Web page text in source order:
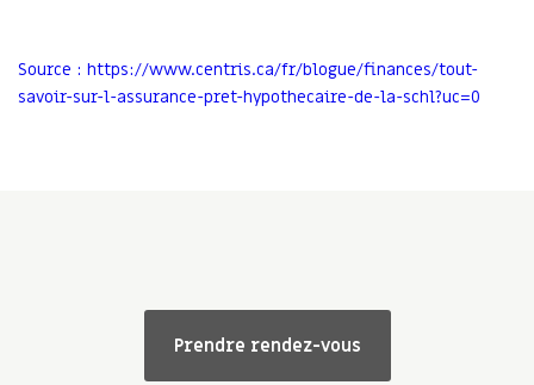
Source : https://www.centris.ca/fr/blogue/finances/tout-
savoir-sur-l-assurance-pret-hypothecaire-de-la-schl?uc=0
Prendre rendez-vous